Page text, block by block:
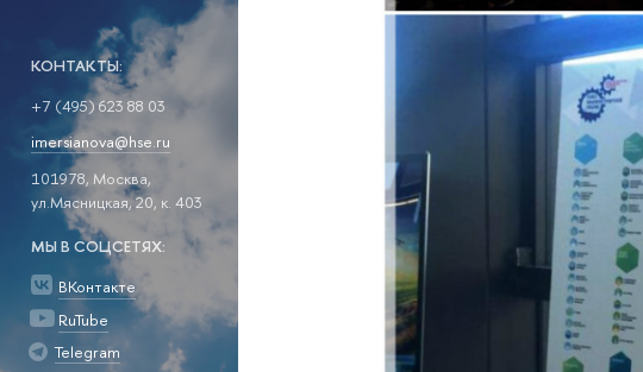
КОНТАКТЫ:
+7 (495) 623 88 03
imersianova@hse.ru
101978, Москва,
ул.Мясницкая, 20, к. 403
МЫ В СОЦСЕТЯХ:
ВКонтакте
RuTube
Telegram